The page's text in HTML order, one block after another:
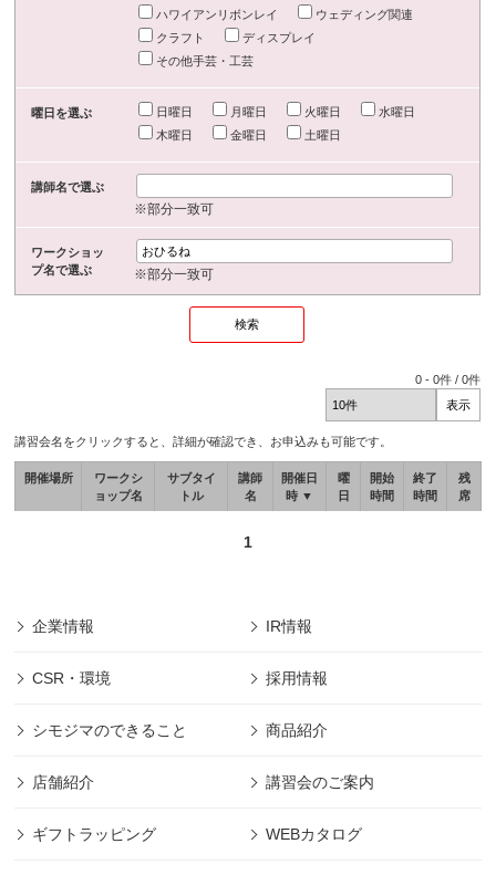
ハワイアンリボンレイ
ウェディング関連
クラフト
ディスプレイ
その他手芸・工芸
曜日を選ぶ 日曜日 月曜日 火曜日
水曜日
木曜日
金曜日 土曜日
講師名で選ぶ
※部分一致可
ワークショッ
プ名で選ぶ
※部分一致可
0 -0件 /0件
講習会名をクリックすると、詳細が確認でき、お申込みも可能です。
開催場所
ワークシ
ョップ名
サブタイ
トル
講師
名
開催日
時 ▼
曜
日
開始
時間
終了
時間
残
席
1
企業情報 IR情報
CSR・環境 採用情報
シモジマのできること 商品紹介
店舗紹介 講習会のご案内
ギフトラッピング WEBカタログ